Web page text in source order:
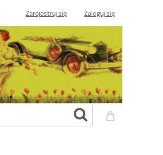
Zarejestruj się Zaloguj się